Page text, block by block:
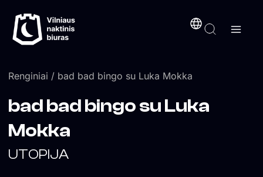
prie
turinio
Renginiai / bad bad bingo su Luka Mokka
bad bad bingo su Luka
Mokka
UTOPIJA